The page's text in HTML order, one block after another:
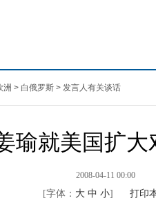
洲 > 白俄罗斯 > 发言人有关谈话
瑜就美国扩
2008-04-11 00:00
[字体： 大 中 小] 打印